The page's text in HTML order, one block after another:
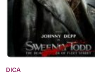
DICA